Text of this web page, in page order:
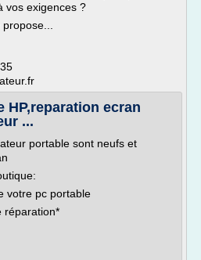
vos exigences ?
HP,reparation ecran
...
portable sont neufs et
votre pc portable
réparation*